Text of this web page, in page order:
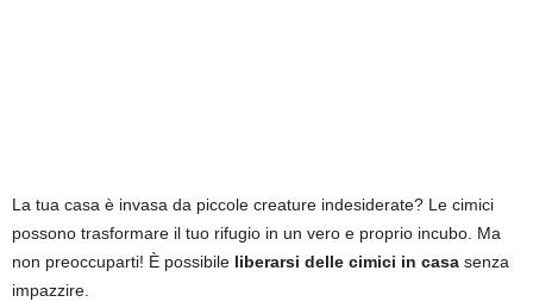
La tua casa è invasa da piccole creature indesiderate? Le cimici
possono trasformare il tuo rifugio in un vero e proprio incubo. Ma
non preoccuparti! È possibile liberarsi delle cimici in casa senza
impazzire.